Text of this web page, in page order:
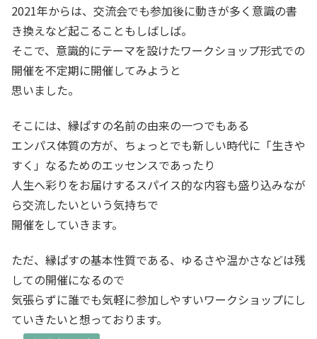
2021年からは、交流会でも参加後に動きが多く意識の書
き換えなど起こることもしばしば。
そこで、意識的にテーマを設けたワークショップ形式での
開催を不定期に開催してみようと
思いました。
そこには、縁ぱすの名前の由来の一つでもある
エンパス体質の方が、ちょっとでも新しい時代に「生きや
すく」なるためのエッセンスであったり
人生へ彩りをお届けするスパイス的な内容も盛り込みなが
ら交流したいという気持ちで
開催をしていきます。
ただ、縁ぱすの基本性質である、ゆるさや温かさなどは残
しての開催になるので
気張らずに誰でも気軽に参加しやすいワークショップにし
ていきたいと想っております。